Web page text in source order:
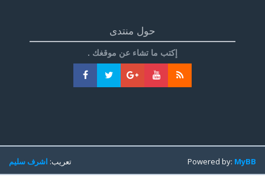
حول منتدى
إكتب ما تشاء عن موقغك .
تعريب:اشرف سليم Powered by:MyBB